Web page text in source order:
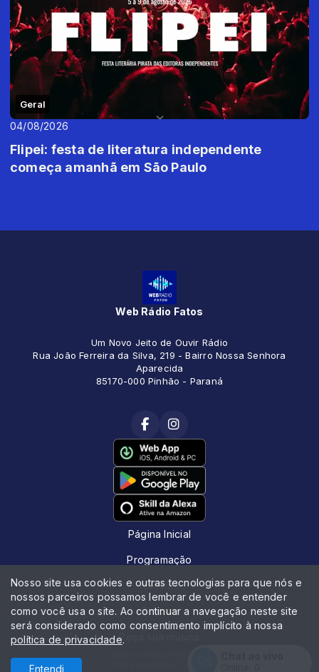
Geral
04/08/2026
Flipei: festa de literatura independente
começa amanhã em São Paulo
Web Rádio Fatos
Um Novo Jeito de Ouvir Rádio
Rua João Ferreira da Silva, 219 - Bairro Nossa Senhora
Aparecida
85170-000 Pinhão - Paraná
Página Inicial
Programação
Notícias
Contato
Peça sua música
Nosso site usa cookies e outras tecnologias para que nós e
nossos parceiros possamos lembrar de você e entender
como você usa o site. Ao continuar a navegação neste site
será considerado como consentimento implícito à nossa
política de privacidade.
Entendi